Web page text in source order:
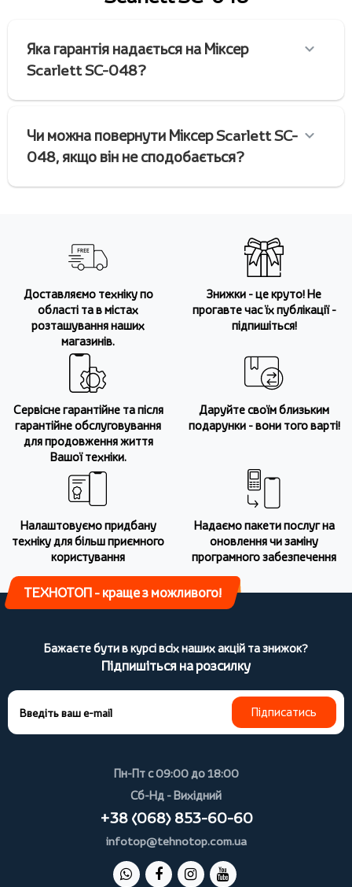
Яка гарантія надається на Міксер
Scarlett SC-048?
Чи можна повернути Міксер Scarlett SC-
048, якщо він не сподобається?
Доставляємо техніку по
області та в містах
розташування наших
магазинів.
Знижки - це круто! Не
прогавте час їх публікації -
підпишіться!
Сервісне гарантійне та після
гарантійне обслуговування
для продовження життя
Вашої техніки.
Даруйте своїм близьким
подарунки - вони того варті!
Налаштовуємо придбану
техніку для більш приємного
користування
Надаємо пакети послуг на
оновлення чи заміну
програмного забезпечення
ТЕХНОТОП - краще з можливого!
Бажаєте бути в курсі всіх наших акцій та знижок?
Підпишіться на розсилку
Підписатись
Пн-Пт с 09:00 до 18:00
Сб-Нд - Вихідний
+38 (068) 853-60-60
infotop@tehnotop.com.ua